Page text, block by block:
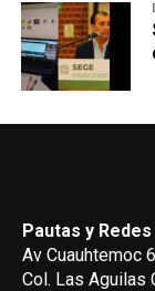
Pautas y
Av Cuauhtemoc
Col. Las Aguilas